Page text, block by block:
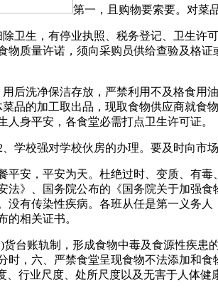
第一，且购物要索要。对菜
生，有停业执照、税务登记、卫生许
质量许诺，须向采购员供给查验及格
洗净保洁存放，严禁利用不及格食用
品的加工取出品，现取食物供应商就
身平安，各食堂必需打点卫生许可证。
校强对学校伙房的办理。要及时向市
，平安为天。杜绝过时、变质、有毒
》、国务院公布的《国务院关于加强
有传染性疾病。各班从任是第一义务
的相关证书。
账轨制，形成食物中毒及食源性疾患
，六、严禁食堂呈现食物不法添加和
行业尺度、处所尺度以及无害于人体